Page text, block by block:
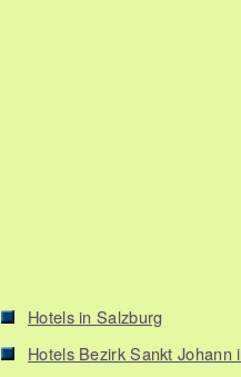
Hotels in Salzburg
Hotels Bezirk Sankt Johann